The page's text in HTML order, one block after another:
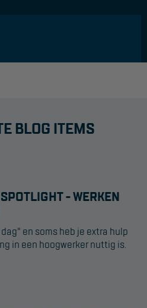
BLOG ITEMS
- WERKEN
en soms heb je extra hulp
in een hoogwerker nuttig is.